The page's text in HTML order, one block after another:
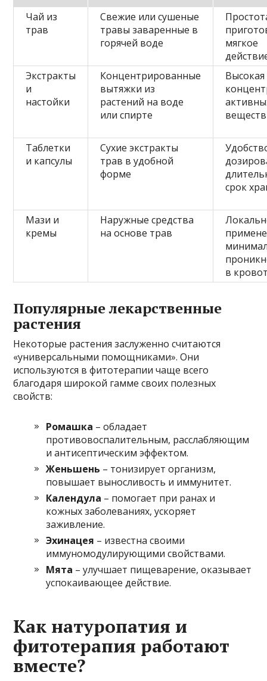
Чай из
трав
Свежие или сушеные
травы заваренные в
горячей воде
мягкое
Экстракты
и
настойки
Концентрированные
вытяжки из
растений на воде
или спирте
Высокая
веществ
Таблетки
и капсулы
Сухие экстракты
трав в удобной
форме
срок
Мази и
кремы
Наружные средства
на основе трав
в
Популярные лекарственные
растения
Некоторые растения заслуженно считаются
«универсальными помощниками». Они
используются в фитотерапии чаще всего
благодаря широкой гамме своих полезных
свойств:
Ромашка – обладает
противовоспалительным, расслабляющим
и антисептическим эффектом.
Женьшень – тонизирует организм,
повышает выносливость и иммунитет.
Календула – помогает при ранах и
кожных заболеваниях, ускоряет
заживление.
Эхинацея – известна своими
иммуномодулирующими свойствами.
Мята – улучшает пищеварение, оказывает
успокаивающее действие.
Как натуропатия и
фитотерапия работают
вместе?